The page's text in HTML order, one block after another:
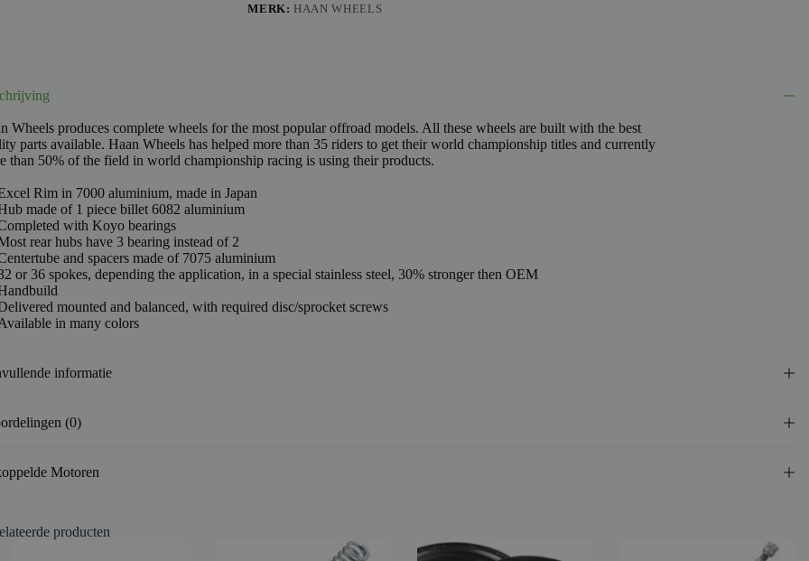
MERK: HAAN WHEELS
Wheels produces complete wheels for the most popular offroad models. All these wheels are built with the best
parts available. Haan Wheels has helped more than 35 riders to get their world championship titles and currently
than 50% of the field in world championship racing is using their products.
Rim in 7000 aluminium, made in Japan
made of 1 piece billet 6082 aluminium
with Koyo bearings
rear hubs have 3 bearing instead of 2
and spacers made of 7075 aluminium
or 36 spokes, depending the application, in a special stainless steel, 30% stronger then OEM
mounted and balanced, with required disc/sprocket screws
in many colors
informatie
(0)
Motoren
producten